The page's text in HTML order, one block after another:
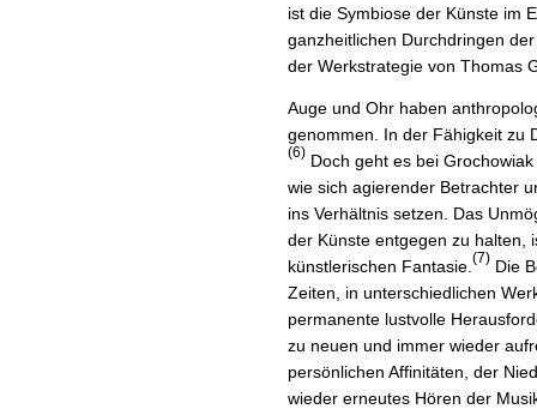
ist die Symbiose der Künste im
ganzheitlichen Durchdringen
der Werkstrategie von Thomas
Auge und Ohr haben
genommen. In der Fähigkeit zu
(6) Doch geht es bei
wie sich agierender Betrachter
ins Verhältnis setzen. Das
der Künste entgegen zu halten,
künstlerischen Fantasie. (7) Die
Zeiten, in unterschiedlichen
permanente lustvolle
zu neuen und immer wieder
persönlichen Affinitäten, der
wieder erneutes Hören der